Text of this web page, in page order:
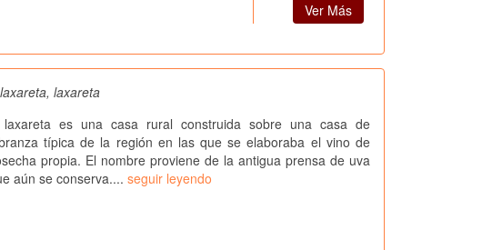
Ver Más
laxareta
es una casa rural construida sobre una casa de
típica de la región en las que se elaboraba el vino de
propia. El nombre proviene de la antigua prensa de uva
aún se conserva.... seguir leyendo